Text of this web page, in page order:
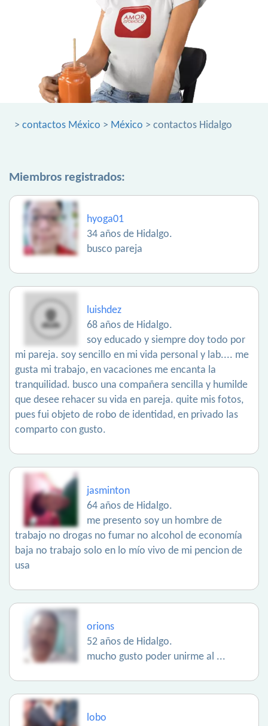
> contactos México > México > contactos Hidalgo
Miembros registrados:
hyoga01
34 años de Hidalgo.
busco pareja
luishdez
68 años de Hidalgo.
soy educado y siempre doy todo por
mi pareja. soy sencillo en mi vida personal y lab.... me
gusta mi trabajo, en vacaciones me encanta la
tranquilidad. busco una compañera sencilla y humilde
que desee rehacer su vida en pareja. quite mis fotos,
pues fui objeto de robo de identidad, en privado las
comparto con gusto.
jasminton
64 años de Hidalgo.
me presento soy un hombre de
trabajo no drogas no fumar no alcohol de economía
baja no trabajo solo en lo mío vivo de mi pencion de
usa
orions
52 años de Hidalgo.
mucho gusto poder unirme al ...
lobo